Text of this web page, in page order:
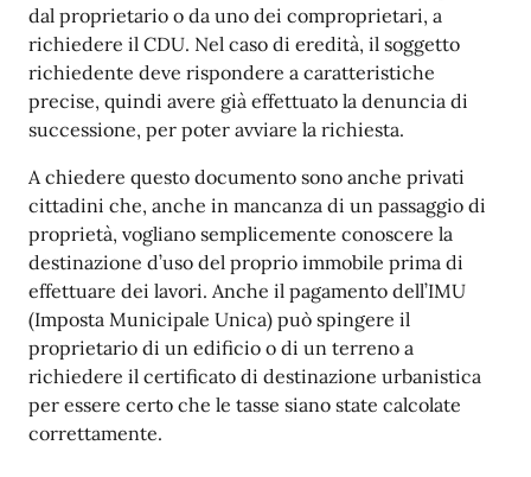
dal proprietario o da uno dei comproprietari, a
richiedere il CDU. Nel caso di eredità, il soggetto
richiedente deve rispondere a caratteristiche
precise, quindi avere già effettuato la denuncia di
successione, per poter avviare la richiesta.
A chiedere questo documento sono anche privati
cittadini che, anche in mancanza di un passaggio di
proprietà, vogliano semplicemente conoscere la
destinazione d’uso del proprio immobile prima di
effettuare dei lavori. Anche il pagamento dell’IMU
(Imposta Municipale Unica) può spingere il
proprietario di un edificio o di un terreno a
richiedere il certificato di destinazione urbanistica
per essere certo che le tasse siano state calcolate
correttamente.